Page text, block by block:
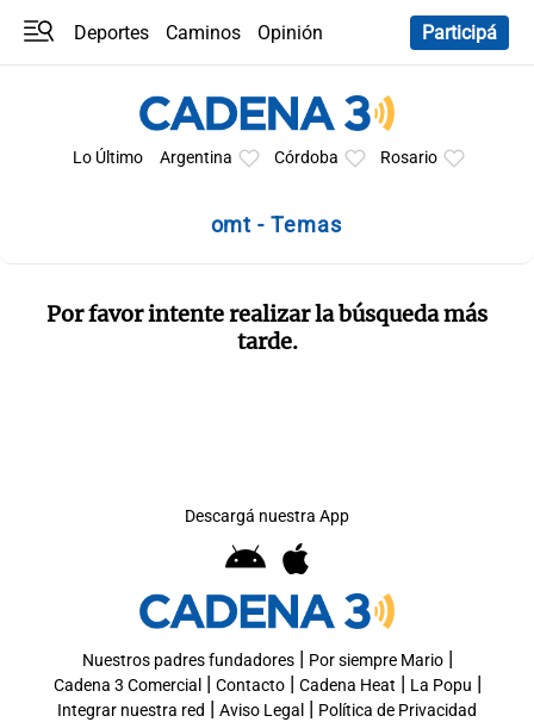
Deportes Caminos
Opinión
Participá
Lo Último Argentina Córdoba Rosario
omt - Temas
Por favor intente realizar la búsqueda más
tarde.
Descargá nuestra App
Nuestros padres fundadores| Por siempre Mario|
Cadena 3 Comercial | Contacto| Cadena Heat | La Popu |
Integrar nuestra red | Aviso Legal | Política de Privacidad